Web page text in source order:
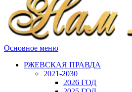
Основное меню
РЖЕВСКАЯ ПРАВДА
2021-2030
2026 ГОД